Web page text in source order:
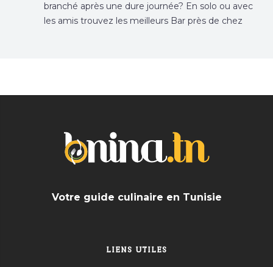
branché après une dure journée? En solo ou avec
les amis trouvez les meilleurs Bar près de chez
Votre guide culinaire en Tunisie
LIENS UTILES